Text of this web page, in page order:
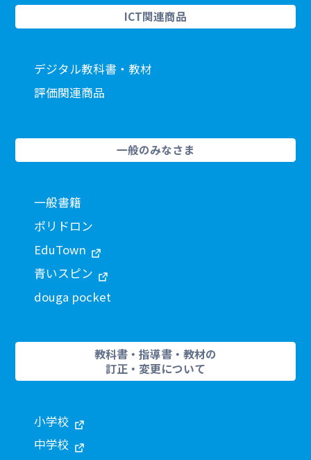
ICT関連商品
デジタル教科書・教材
評価関連商品
一般のみなさま
一般書籍
ポリドロン
EduTown
青いスピン
douga pocket
教科書・指導書・教材の
訂正・変更について
小学校
中学校